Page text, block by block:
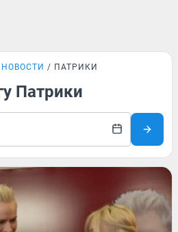
НОВОСТИ ПАТРИКИ
Патрики